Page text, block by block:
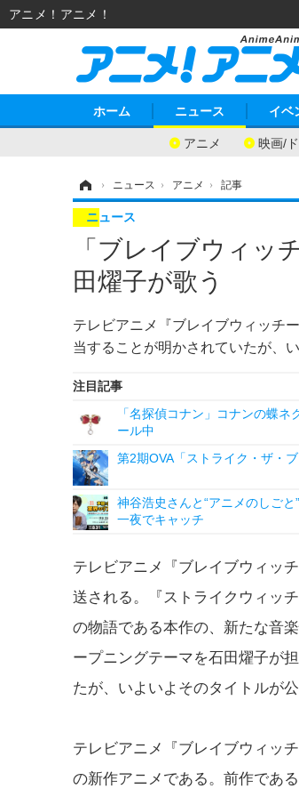
ホーム ニュース
アニメ 映画/
イベ
› ニュース › アニメ › 記事
「ブレイブウィ
田燿子が歌う
テレビアニメ『ブレイブウィッチ
当することが明かされていたが、
ニュース
注目記事
「名探偵コナン」コナンの蝶
ール中
第2期OVA「ストライク・ザ・
神谷浩史さんと“アニメのしご
一夜でキャッチ
テレビアニメ『ブレイブウィッ
送される。『ストライクウィッ
の物語である本作の、新たな音
ープニングテーマを石田燿子が
たが、いよいよそのタイトルが公
テレビアニメ『ブレイブウィッ
の新作アニメである。前作であ
アニメ！アニメ！